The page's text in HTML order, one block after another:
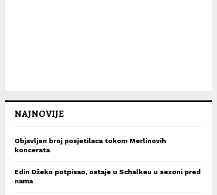
NAJNOVIJE
Objavljen broj posjetilaca tokom Merlinovih
koncerata
Edin Džeko potpisao, ostaje u Schalkeu u sezoni pred
nama